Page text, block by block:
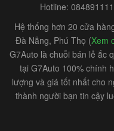
Hotline:
Hệ thống hơn 20 cửa
Đà Nẵng, Phú Thọ (Xem
G7Auto là chuỗi bán lẻ ắc
tại G7Auto 100% chính
lượng và giá tốt nhất cho
thành người bạn tin cậy